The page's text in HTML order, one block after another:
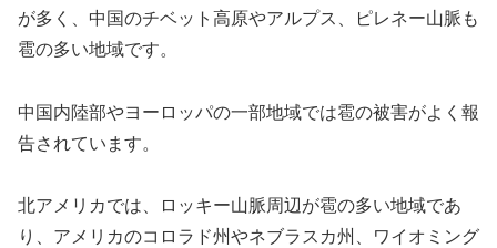
が多く、中国のチベット高原やアルプス、ピレネー山脈も
雹の多い地域です。
中国内陸部やヨーロッパの一部地域では雹の被害がよく報
告されています。
北アメリカでは、ロッキー山脈周辺が雹の多い地域であ
り、アメリカのコロラド州やネブラスカ州、ワイオミング